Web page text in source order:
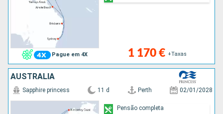
Pague em 4X 1 170 € +Taxas
AUSTRALIA
Sapphire princess 11 d Perth 02/01/2028
Pensão completa